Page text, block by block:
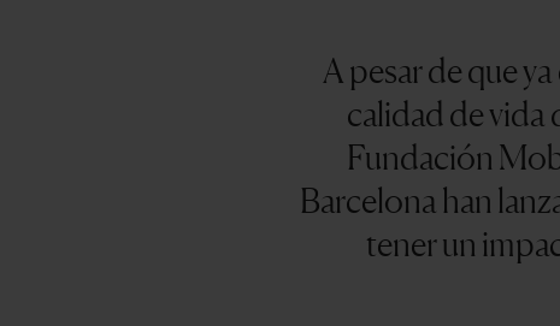
A pesar de que
calidad de vida
Fundación
Barcelona han
tener un